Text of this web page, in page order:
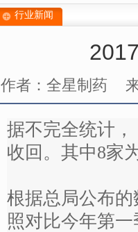
行业新闻
作者：全星制药
据不完全统计，
收回。其中8家
根据总局公布的
照对比今年第